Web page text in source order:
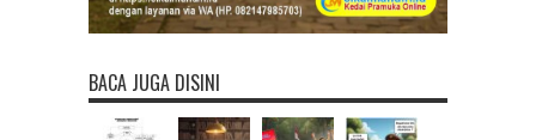
BACA JUGA DISINI